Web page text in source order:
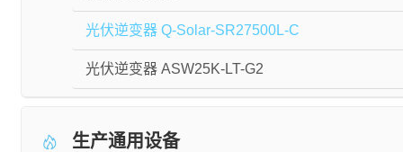
光伏逆变器 Q-Solar-SR27500L-C
光伏逆变器 ASW25K-LT-G2
生产通用设备